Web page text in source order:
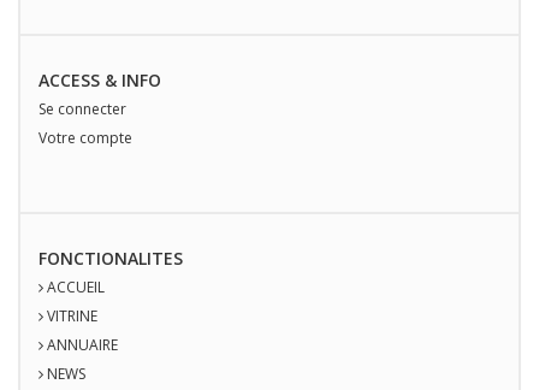
ACCESS & INFO
Se connecter
Votre compte
FONCTIONALITES
ACCUEIL
VITRINE
ANNUAIRE
NEWS